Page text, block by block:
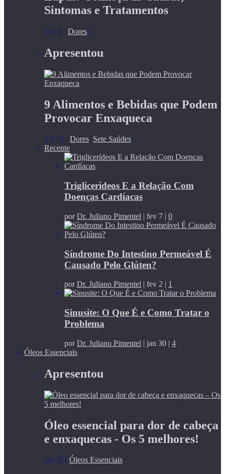
Sintomas e Tratamentos
mar 6 | Dores |
Apresentou
9 Alimentos e Bebidas que Podem
Provocar Enxaqueca
fev 10 Dores, Sete Saúdes
Recente
Triglicerídeos E a Relação Com
Doenças Cardíacas
porDr. Juliano Pimentel | fev 7 | 0
Síndrome Do Intestino Permeável É
Causado Pelo Glúten?
porDr. Juliano Pimentel | fev 2 | 1
Sinusite: O Que É e Como Tratar o
Problema
porDr. Juliano Pimentel | jan 30 | 4
Óleos Essenciais
Apresentou
Óleo essencial para dor de cabeça
e enxaquecas - Os 5 melhores!
jan 26 | Óleos Essenciais |